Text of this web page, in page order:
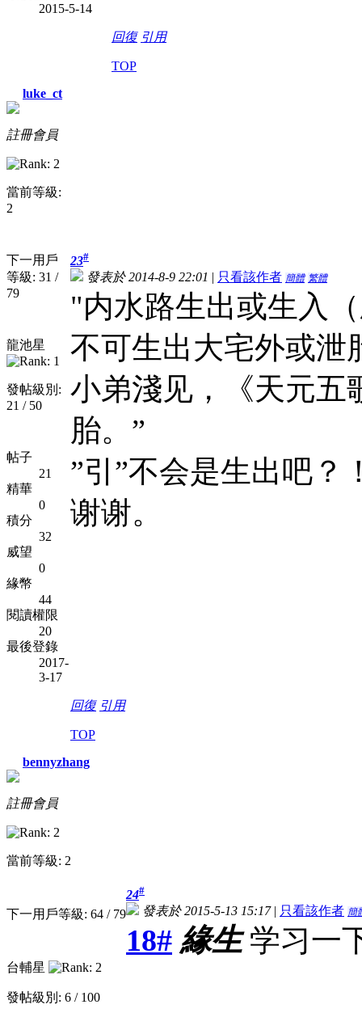
2015-5-14
回復 引用
TOP
luke_ct
註冊會員
當前等級:
2
下一用戶
等級: 31 /
79
龍池星
發帖級別:
21 / 50
帖子
21
精華
0
積分
32
威望
0
緣幣
44
閱讀權限
20
最後登錄
2017-
3-17
23#
發表於 2014-8-9 22:01 | 只看該作者 簡體 繁體
"内水路生出或生入
不可生出大宅外或泄
小弟淺见，《天元五
胎。”
”引”不会是生出吧？
谢谢。
回復 引用
TOP
bennyzhang
註冊會員
當前等級: 2
下一用戶等級: 64 / 79
台輔星
發帖級別: 6 / 100
24#
發表於 2015-5-13 15:17| 只看該作者 簡
18# 緣生 学习一